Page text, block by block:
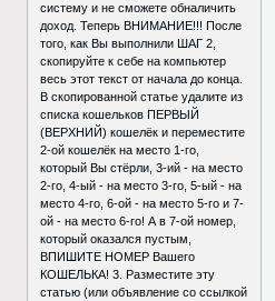
систему и не сможете обналичить
доход. Теперь ВНИМАНИЕ!!! После
того, как Вы выполнили ШАГ 2,
скопируйте к себе на компьютер
весь этот текст от начала до конца.
В скопированной статье удалите из
списка кошельков ПЕРВЫЙ
(ВЕРХНИЙ) кошелёк и переместите
2-ой кошелёк на место 1-го,
который Вы стёрли, 3-ий - на место
2-го, 4-ый - на место 3-го, 5-ый - на
место 4-го, 6-ой - на место 5-го и 7-
ой - на место 6-го! А в 7-ой номер,
который оказался пустым,
ВПИШИТЕ НОМЕР Вашего
КОШЕЛЬКА! 3. Разместите эту
статью (или объявление со ссылкой